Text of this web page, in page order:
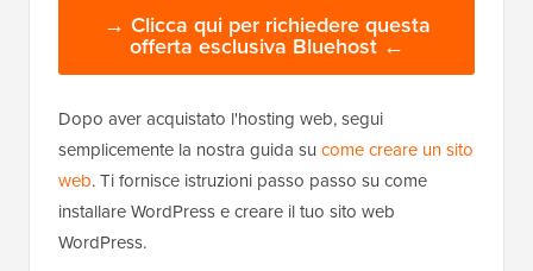
→ Clicca qui per richiedere questa
offerta esclusiva Bluehost ←
Dopo aver acquistato l'hosting web, segui
semplicemente la nostra guida su come creare un sito
web. Ti fornisce istruzioni passo passo su come
installare WordPress e creare il tuo sito web
WordPress.